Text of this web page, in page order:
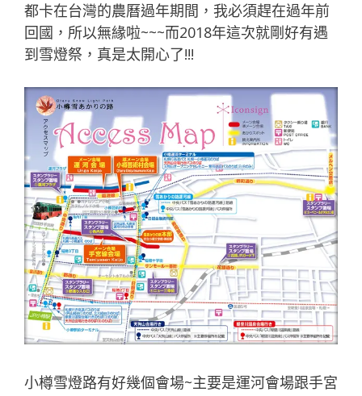
都卡在台灣的農曆過年期間，我必須趕在過年前
回國，所以無緣啦~~~而2018年這次就剛好有遇
到雪燈祭，真是太開心了!!!
小樽雪燈路有好幾個會場~主要是運河會場跟手宮